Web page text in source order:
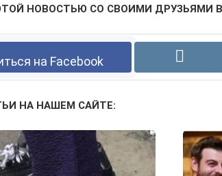
НОВОСТЬЮ СО СВОИМИ ДРУЗЬЯМИ
на Facebook
НА НАШЕМ САЙТЕ: